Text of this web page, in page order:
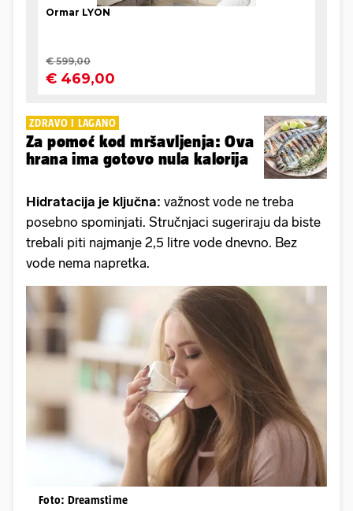
ZDRAVO I LAGANO
Za pomoć kod mršavljenja: Ova
hrana ima gotovo nula kalorija
Hidratacija je ključna: važnost vode ne treba
posebno spominjati. Stručnjaci sugeriraju da biste
trebali piti najmanje 2,5 litre vode dnevno. Bez
vode nema napretka.
Foto: Dreamstime